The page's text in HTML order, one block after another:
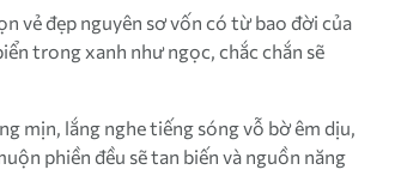
vẻ đẹp nguyên sơ vốn có từ bao đời của
trong xanh như ngọc, chắc chắn sẽ
mịn, lắng nghe tiếng sóng vỗ bờ êm dịu,
phiền đều sẽ tan biến và nguồn năng